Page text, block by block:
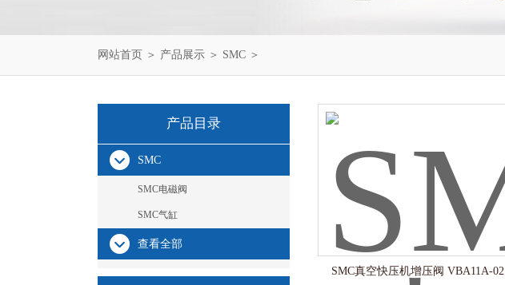
网站首页 ＞ 产品展示 ＞ SMC ＞
产品目录
SMC
SMC电磁阀
SMC气缸
查看全部
SMC真空快压机增压阀 VBA11A-02